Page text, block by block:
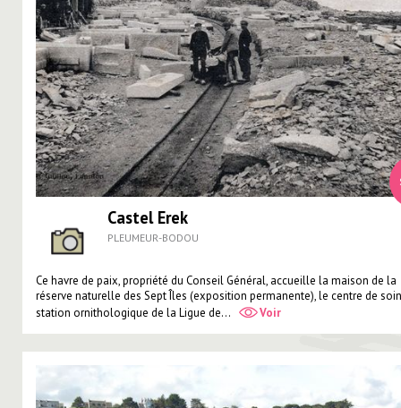
Castel Erek
PLEUMEUR-BODOU
Ce havre de paix, propriété du Conseil Général, accueille la maison de la
réserve naturelle des Sept Îles (exposition permanente), le centre de
station ornithologique de la Ligue de...
Voir